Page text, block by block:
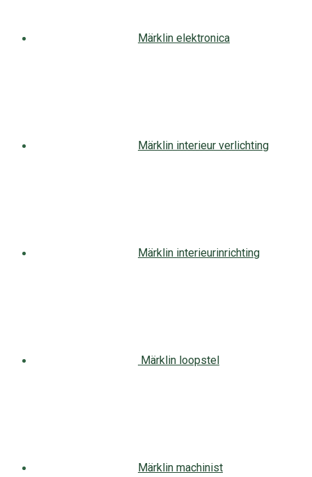
Märklin elektronica
Märklin interieur verlichting
Märklin interieurinrichting
Märklin loopstel
Märklin machinist